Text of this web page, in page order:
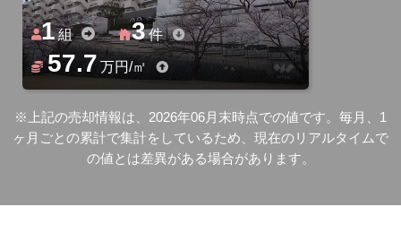
1組 3件
57.7 万円/㎡
※上記の売却情報は、2026年06月末時点での値です。毎月、1
ヶ月ごとの累計で集計をしているため、現在のリアルタイムで
の値とは差異がある場合があります。